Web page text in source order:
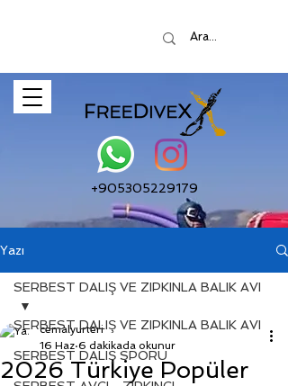
+905305229179
Yazı
SERBEST DALIŞ VE ZIPKINLA BALIK AVI
SERBEST DALIŞ SPORU
SERBEST DALIŞ VE ZIPKINLA BALIK AVI
2026 Türkiye Popüler
cemalyurteri
16 Haz 6 dakikada okunur